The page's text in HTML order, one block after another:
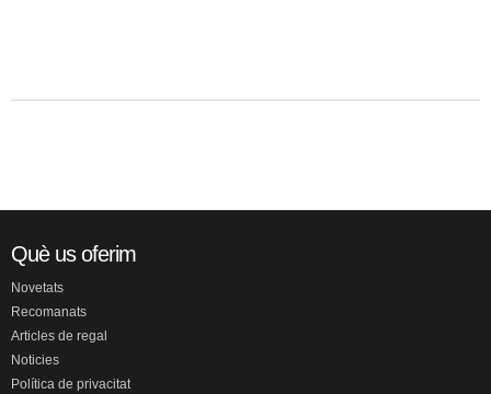
Què us oferim
Novetats
Recomanats
Articles de regal
Noticies
Política de privacitat